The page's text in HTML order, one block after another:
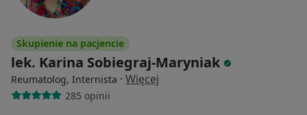
Skupienie na pacjencie
lek. Karina Sobiegraj-Maryniak
Reumatolog, Internista · Więcej
285 opinii